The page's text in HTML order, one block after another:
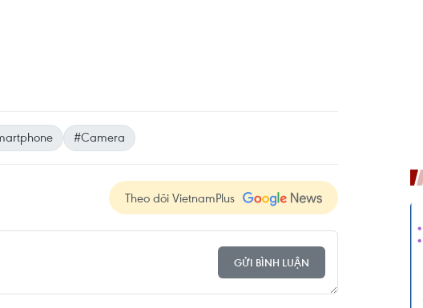
#Camera
Theo dõi VietnamPlus
GỬI BÌNH LUẬN